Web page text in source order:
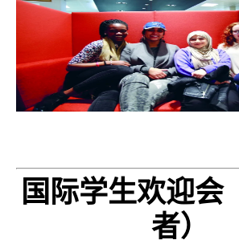
国际学生欢迎会
者）